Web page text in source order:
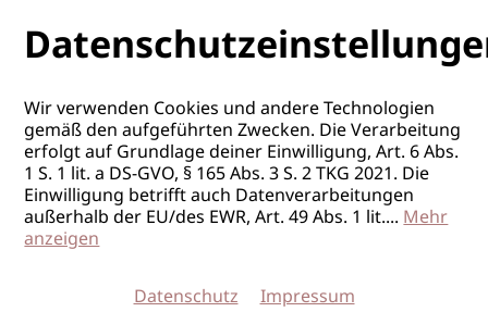
Wir verwenden Cookies und andere Technologien
gemäß den aufgeführten Zwecken. Die Verarbeitung
erfolgt auf Grundlage deiner Einwilligung, Art. 6 Abs.
1 S. 1 lit. a DS-GVO, § 165 Abs. 3 S. 2 TKG 2021. Die
Einwilligung betrifft auch Datenverarbeitungen
außerhalb der EU/des EWR, Art. 49 Abs. 1 lit....Mehr
anzeigen
Datenschutz Impressum